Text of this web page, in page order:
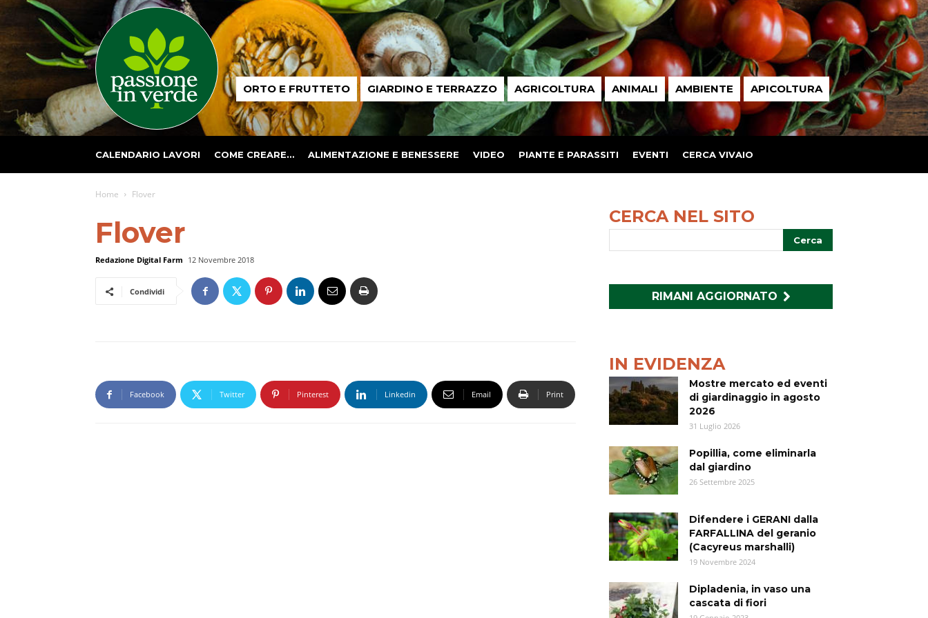
Passione
in ORTO E FRUTTETO GIARDINO E TERRAZZO AGRICOLTURA ANIMALI AMBIENTE APICOLTURA
CALENDARIO LAVORI COME CREARE… ALIMENTAZIONE E BENESSERE VIDEO PIANTE E PARASSITI EVENTI CERCA VIVAIO
Home Flover
Flover
Redazione Digital Farm 12 Novembre 2018
Condividi
Facebook Twitter Pinterest Linkedin Email Print
CERCA NEL SITO
RIMANI AGGIORNATO
IN EVIDENZA
Mostre mercato ed eventi
di giardinaggio in agosto
2026
31 Luglio 2026
Popillia, come eliminarla
dal giardino
26 Settembre 2025
Difendere i GERANI dalla
FARFALLINA del geranio
(Cacyreus marshalli)
19 Novembre 2024
Dipladenia, in vaso una
cascata di fiori